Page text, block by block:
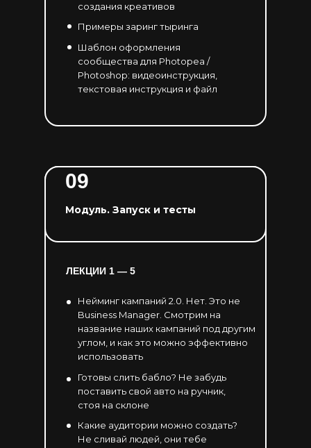
создания креативов
Примеры заринг тыринга
Шаблон оформления
сообщества для Photopea /
Photoshop: видеоинструкция,
текстовая инструкция и файл
Модуль. Запуск и тесты
ЛЕКЦИИ 1 — 5
Нейминг кампаний 2.0. Нет. Это не
Business Manager. Смотрим на
название наших кампаний под другим
углом, и как это можно эффективно
использовать
09
Готовы слить бабло? Не забудь
поставить свой авто на ручник,
стоя на склоне
Какие аудитории можно создать?
Не сливай людей, они тебе